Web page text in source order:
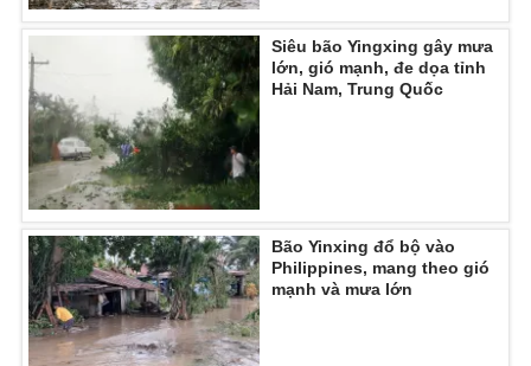
Theo dõi báo trên
Cơ quan chủ quản:Đài Truyền hình Việt Nam
Cơ quan báo chí: Thời báo VTV
Giấy phép hoạt động báo in và báo điện tử số 483/GP-BTTTT
cấp ngày 29/12/2023
Tổng Biên tập:Vũ Thanh Thủy
Phó Tổng Biên tập:Nguyễn Thị Mỹ Hạnh, Phạm Quốc Thắng,
Nguyễn Trọng Ninh
Tổng đài VTV:024.38 355 931 - 024.38 355 932
Siêu bão Yingxing gây mưa
lớn, gió mạnh, đe dọa tỉnh
Hải Nam, Trung Quốc
Bão Yinxing đổ bộ vào
Philippines, mang theo gió
mạnh và mưa lớn